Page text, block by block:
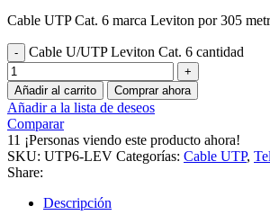
Cable UTP Cat. 6 marca Leviton por 305
Cable U/UTP Leviton Cat. 6 cantidad
Añadir al carrito Comprar ahora
Añadir a la lista de deseos
Comparar
11 ¡Personas viendo este producto ahora!
SKU: UTP6-LEV Categorías: Cable UTP,
Share:
Descripción